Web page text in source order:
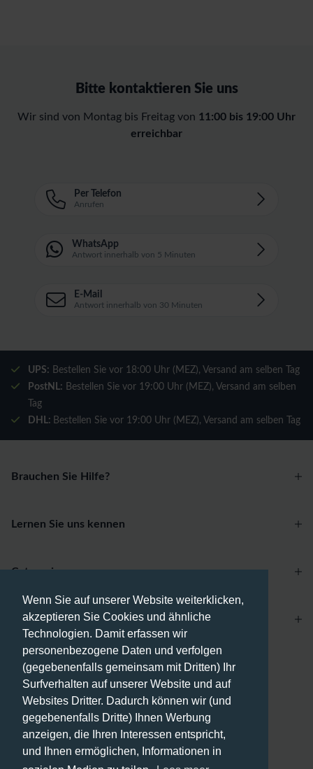
Wenn Sie auf unserer Website weiterklicken,
akzeptieren Sie Cookies und ähnliche
Technologien. Damit erfassen wir
personenbezogene Daten und verfolgen
(gegebenenfalls gemeinsam mit Dritten) Ihr
Surfverhalten auf unserer Website und auf
Websites Dritter. Dadurch können wir (und
gegebenenfalls Dritte) Ihnen Werbung
anzeigen, die Ihren Interessen entspricht,
und Ihnen ermöglichen, Informationen in
Bitte kontaktieren Sie uns
Wir sind von Montag bis Freitag von 11:00 bis 19:00 Uhr
erreichbar
Per Telefon
Anrufen
WhatsApp
Antwort innerhalb von 5 Minuten
E-Mail
Antwort innerhalb von 30 Minuten
UPS: Bestellen Sie vor 18:00 Uhr (MEZ), Versand am selben Tag
PostNL: Bestellen Sie vor 19:00 Uhr (MEZ), Versand am selben
Tag
DHL: Bestellen Sie vor 19:00 Uhr (MEZ), Versand am selben Tag
Brauchen Sie Hilfe?
Lernen Sie uns kennen
Zahlungsmethoden
Versandmethoden
Categories
Account